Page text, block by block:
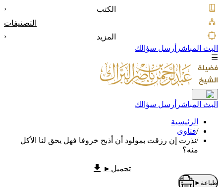
الكتب
‹
التصنيفات
المزيد
‹
البث المباشر أرسل سؤالك
☰
البث المباشر أرسل سؤالك
الرئيسية
/فتاوى
/نذرت إن رزقت بمولود أن أذبح خروفا فهل يحق لنا الأكل
منه؟
تحميل ►
طباعة ►